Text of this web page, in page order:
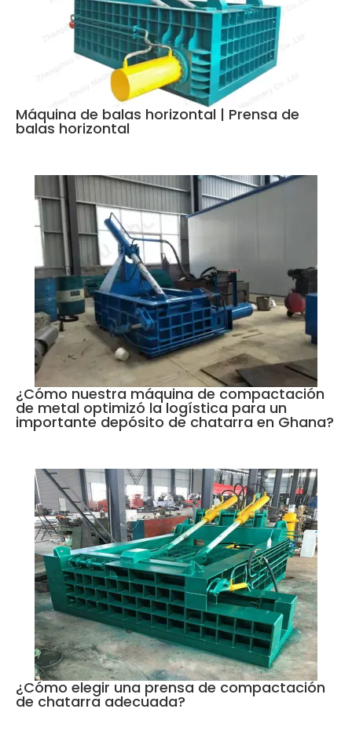
Máquina de balas horizontal | Prensa de
balas horizontal
¿Cómo nuestra máquina de compactación
de metal optimizó la logística para un
importante depósito de chatarra en Ghana?
¿Cómo elegir una prensa de compactación
de chatarra adecuada?